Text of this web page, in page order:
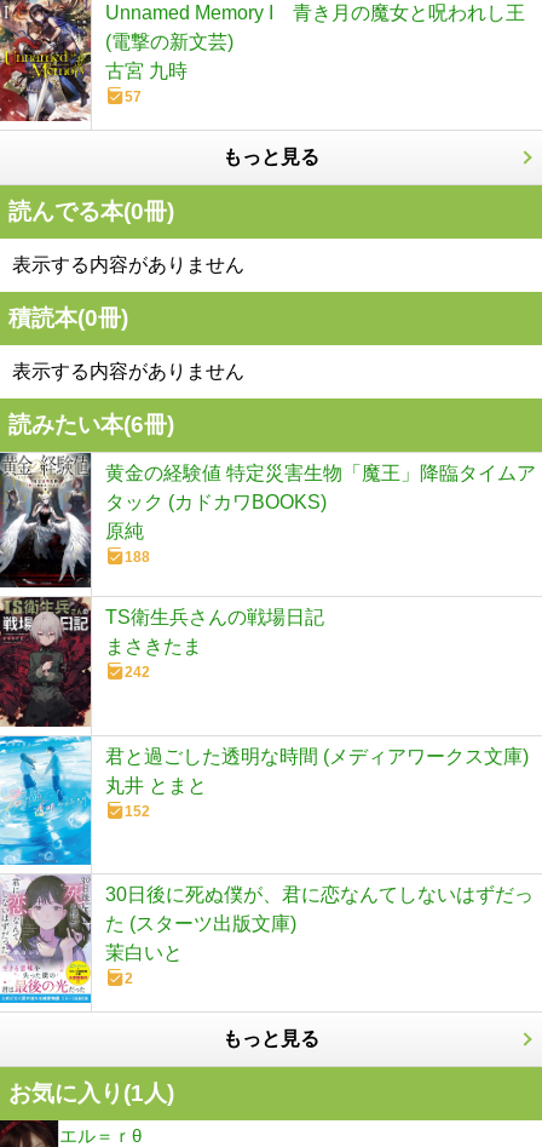
Unnamed Memory I 青き月の魔女と呪われし王
(電撃の新文芸)
古宮 九時
57
もっと見る
読んでる本(0冊)
表示する内容がありません
積読本(0冊)
表示する内容がありません
読みたい本(6冊)
黄金の経験値 特定災害生物「魔王」降臨タイムア
タック (カドカワBOOKS)
原純
188
TS衛生兵さんの戦場日記
まさきたま
242
君と過ごした透明な時間 (メディアワークス文庫)
丸井 とまと
152
30日後に死ぬ僕が、君に恋なんてしないはずだっ
た (スターツ出版文庫)
茉白いと
2
もっと見る
お気に入り(1人)
エル＝ｒθ